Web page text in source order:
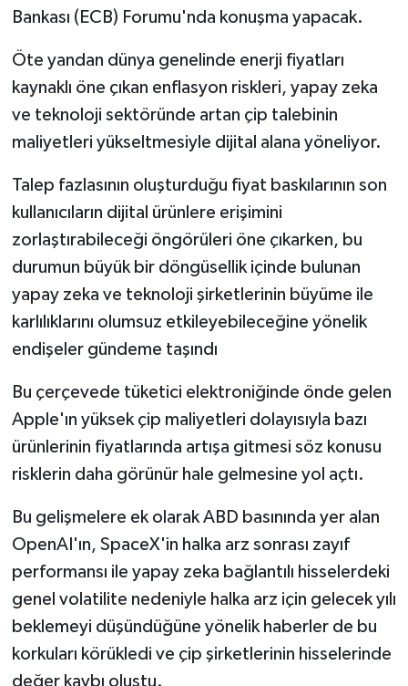
Bankası (ECB) Forumu'nda konuşma yapacak.
Öte yandan dünya genelinde enerji fiyatları
kaynaklı öne çıkan enflasyon riskleri, yapay zeka
ve teknoloji sektöründe artan çip talebinin
maliyetleri yükseltmesiyle dijital alana yöneliyor.
Talep fazlasının oluşturduğu fiyat baskılarının son
kullanıcıların dijital ürünlere erişimini
zorlaştırabileceği öngörüleri öne çıkarken, bu
durumun büyük bir döngüsellik içinde bulunan
yapay zeka ve teknoloji şirketlerinin büyüme ile
karlılıklarını olumsuz etkileyebileceğine yönelik
endişeler gündeme taşındı
Bu çerçevede tüketici elektroniğinde önde gelen
Apple'ın yüksek çip maliyetleri dolayısıyla bazı
ürünlerinin fiyatlarında artışa gitmesi söz konusu
risklerin daha görünür hale gelmesine yol açtı.
Bu gelişmelere ek olarak ABD basınında yer alan
OpenAI'ın, SpaceX'in halka arz sonrası zayıf
performansı ile yapay zeka bağlantılı hisselerdeki
genel volatilite nedeniyle halka arz için gelecek yılı
beklemeyi düşündüğüne yönelik haberler de bu
korkuları körükledi ve çip şirketlerinin hisselerinde
değer kaybı oluştu.